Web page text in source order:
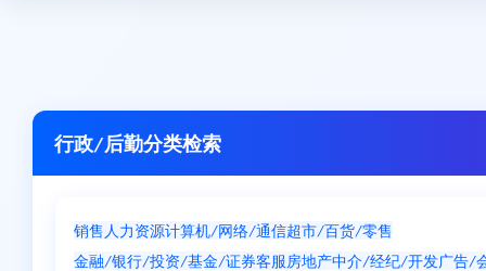
行政/后勤分类检索
销售 人力资源计算机/网络/通信超市/百货/零售
金融/银行/投资/基金/证券客服房地产中介/经纪/开发广告/